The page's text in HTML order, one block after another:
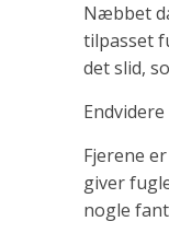
Næbbet
tilpasset
det slid,
Fjerene
giver
nogle